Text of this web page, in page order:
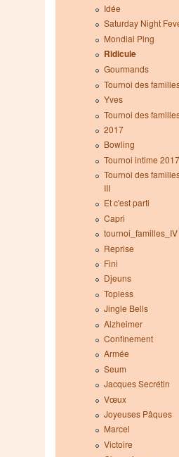
Idée
Saturday Night
Mondial Ping
Ridicule
Gourmands
Tournoi des
Yves
Tournoi des
2017
Bowling
Tournoi intime 2017
Tournoi des
III
Et c'est parti
Capri
tournoi_familles_IV
Reprise
Fini
Djeuns
Topless
Jingle Bells
Alzheimer
Confinement
Armée
Seum
Jacques Secrétin
Vœux
Joyeuses Pâques
Marcel
Victoire